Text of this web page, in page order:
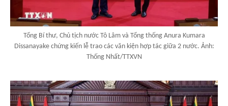
Tổng Bí thư, Chủ tịch nước Tô Lâm và Tổng thống Anura Kumara
Dissanayake chứng kiến lễ trao các văn kiện hợp tác giữa 2 nước. Ảnh:
Thống Nhất/TTXVN